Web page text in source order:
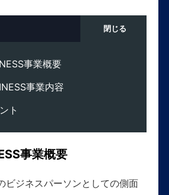
事業概要
事業内容
ト
事業概要
ビジネスパーソンとしての側面